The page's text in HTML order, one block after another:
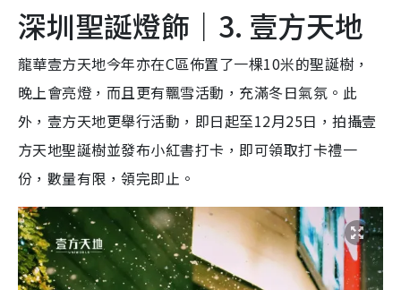
深圳聖誕燈飾｜3. 壹方天地
龍華壹方天地今年亦在C區佈置了一棵10米的聖誕樹，
晚上會亮燈，而且更有飄雪活動，充滿冬日氣氛。此
外，壹方天地更舉行活動，即日起至12月25日，拍攝壹
方天地聖誕樹並發布小紅書打卡，即可領取打卡禮一
份，數量有限，領完即止。